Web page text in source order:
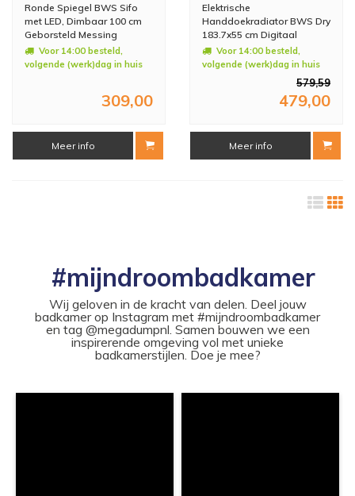
Ronde Spiegel BWS Sifo
met LED, Dimbaar 100 cm
Geborsteld Messing
Voor 14:00 besteld,
volgende (werk)dag in huis
309,00
Meer info
Elektrische
Handdoekradiator BWS Dry
183.7x55 cm Digitaal
1000W Wit
Voor 14:00 besteld,
volgende (werk)dag in huis
579,59
479,00
Meer info
#mijndroombadkamer
Wij geloven in de kracht van delen. Deel jouw
badkamer op Instagram met #mijndroombadkamer
en tag @megadumpnl. Samen bouwen we een
inspirerende omgeving vol met unieke
badkamerstijlen. Doe je mee?